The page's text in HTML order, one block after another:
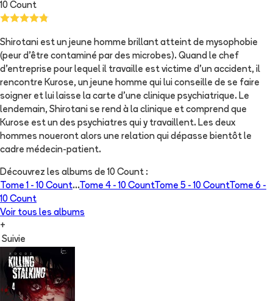
10 Count
Shirotani est un jeune homme brillant atteint de mysophobie
(peur d'être contaminé par des microbes). Quand le chef
d'entreprise pour lequel il travaille est victime d'un accident, il
rencontre Kurose, un jeune homme qui lui conseille de se faire
soigner et lui laisse la carte d'une clinique psychiatrique. Le
lendemain, Shirotani se rend à la clinique et comprend que
Kurose est un des psychiatres qui y travaillent. Les deux
hommes noueront alors une relation qui dépasse bientôt le
cadre médecin-patient.
Découvrez les albums de 10 Count :
Tome 1 - 10 Count...Tome 4 - 10 CountTome 5 - 10 CountTome 6 -
10 Count
Voir tous les albums
+
Suivie